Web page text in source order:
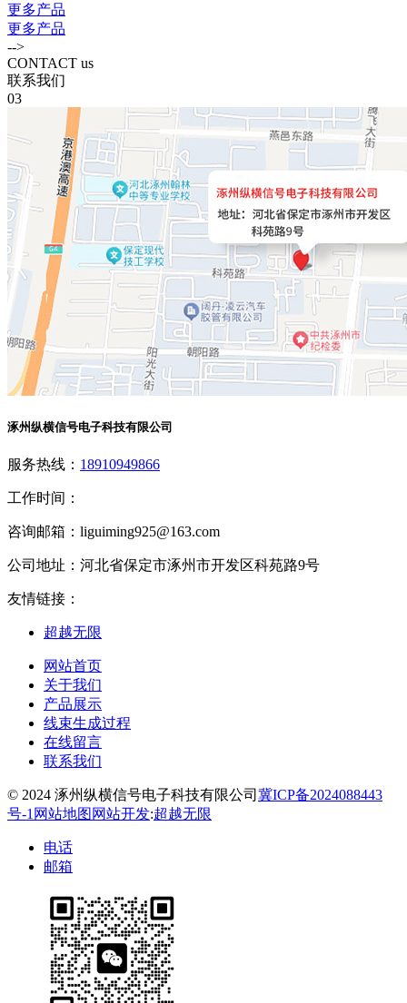
更多产品
更多产品
-->
CONTACT us
联系我们
03
涿州纵横信号电子科技有限公司
服务热线： 18910949866
工作时间：
咨询邮箱： liguiming925@163.com
公司地址： 河北省保定市涿州市开发区科苑路9号
友情链接：
超越无限
网站首页
关于我们
产品展示
线束生成过程
在线留言
联系我们
© 2024 涿州纵横信号电子科技有限公司 冀ICP备2024088443
号-1 网站地图 网站开发:超越无限
电话
邮箱